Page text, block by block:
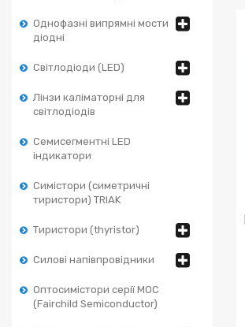
Однофазні випрямні мости
діодні
Світлодіоди (LED)
Лінзи каліматорні для
світлодіодів
Семисегментні LED
індикатори
Симістори (симетричні
тиристори) TRIAK
Тиристори (thyristor)
Силові напівпровідники
Оптосимістори серії MOC
(Fairchild Semiconductor)